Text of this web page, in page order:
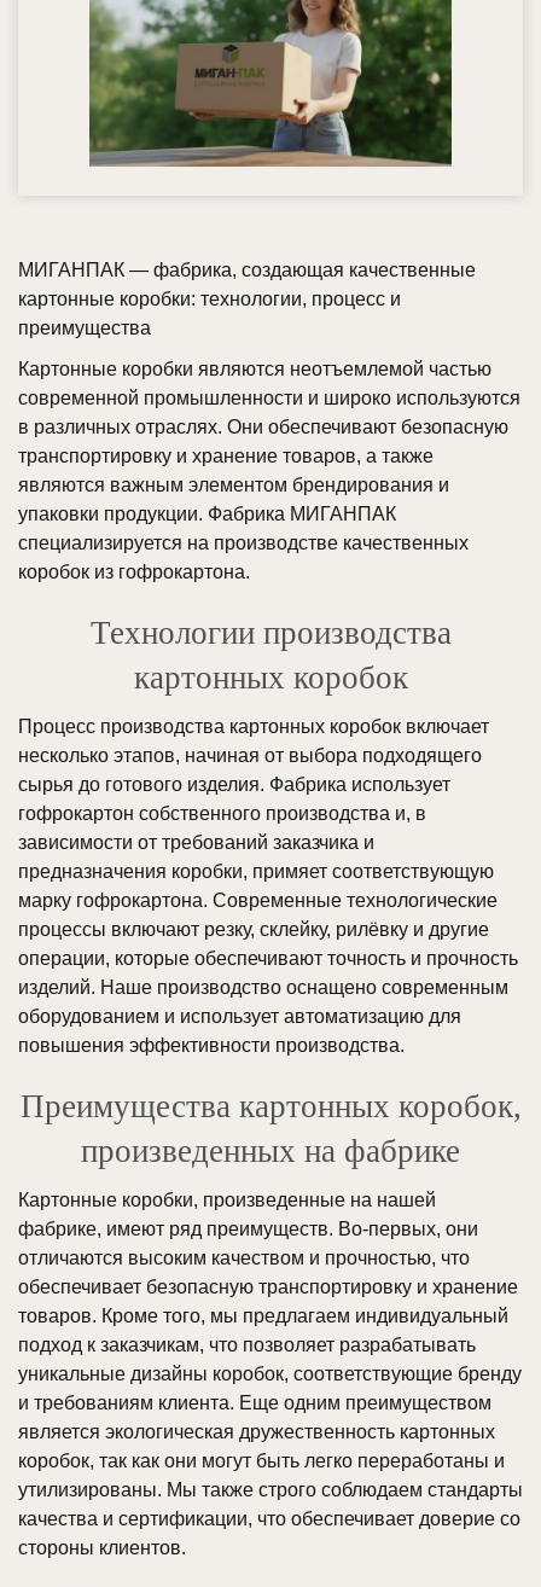
МИГАНПАК — фабрика, создающая качественные
картонные коробки: технологии, процесс и
преимущества
Картонные коробки являются неотъемлемой частью
современной промышленности и широко используются
в различных отраслях. Они обеспечивают безопасную
транспортировку и хранение товаров, а также
являются важным элементом брендирования и
упаковки продукции. Фабрика МИГАНПАК
специализируется на производстве качественных
коробок из гофрокартона.
Технологии производства
картонных коробок
Процесс производства картонных коробок включает
несколько этапов, начиная от выбора подходящего
сырья до готового изделия. Фабрика использует
гофрокартон собственного производства и, в
зависимости от требований заказчика и
предназначения коробки, примяет соответствующую
марку гофрокартона. Современные технологические
процессы включают резку, склейку, рилёвку и другие
операции, которые обеспечивают точность и прочность
изделий. Наше производство оснащено современным
оборудованием и использует автоматизацию для
повышения эффективности производства.
Преимущества картонных коробок,
произведенных на фабрике
Картонные коробки, произведенные на нашей
фабрике, имеют ряд преимуществ. Во-первых, они
отличаются высоким качеством и прочностью, что
обеспечивает безопасную транспортировку и хранение
товаров. Кроме того, мы предлагаем индивидуальный
подход к заказчикам, что позволяет разрабатывать
уникальные дизайны коробок, соответствующие бренду
и требованиям клиента. Еще одним преимуществом
является экологическая дружественность картонных
коробок, так как они могут быть легко переработаны и
утилизированы. Мы также строго соблюдаем стандарты
качества и сертификации, что обеспечивает доверие со
стороны клиентов.